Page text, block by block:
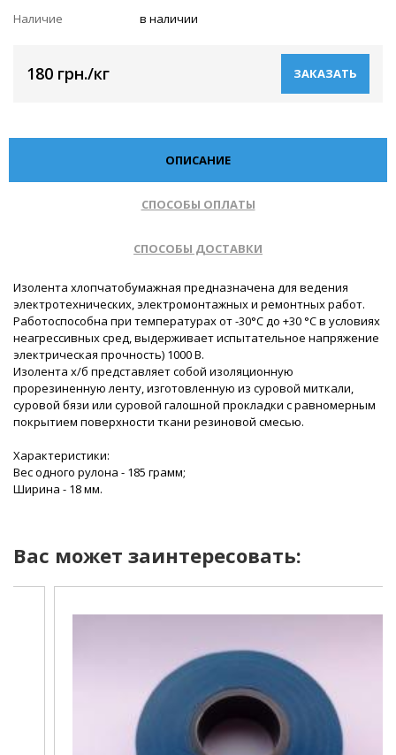
Наличие в наличии
180 грн./кг ЗАКАЗАТЬ
ОПИСАНИЕ
СПОСОБЫ ОПЛАТЫ
СПОСОБЫ ДОСТАВКИ
Изолента хлопчатобумажная предназначена для ведения
электротехнических, электромонтажных и ремонтных работ.
Работоспособна при температурах от -30°С до +30 °С в условиях
неагрессивных сред, выдерживает испытательное напряжение
электрическая прочность) 1000 В.
Изолента х/б представляет собой изоляционную
прорезиненную ленту, изготовленную из суровой миткали,
суровой бязи или суровой галошной прокладки с равномерным
покрытием поверхности ткани резиновой смесью.
Характеристики:
Вес одного рулона - 185 грамм;
Ширина - 18 мм.
Вас может заинтересовать: